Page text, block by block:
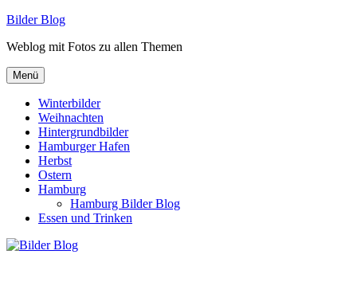
Zum
springen
Bilder Blog
Weblog mit Fotos zu allen Themen
Menü
Winterbilder
Weihnachten
Hintergrundbilder
Hamburger Hafen
Herbst
Ostern
Hamburg
Hamburg Bilder Blog
Essen und Trinken